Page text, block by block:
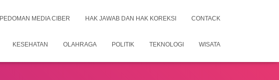
PEDOMAN MEDIA CIBER HAK JAWAB DAN HAK KOREKSI CONTACK
KESEHATAN OLAHRAGA POLITIK TEKNOLOGI WISATA